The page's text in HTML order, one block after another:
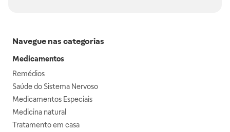
Navegue nas categorias
Medicamentos
Remédios
Saúde do Sistema Nervoso
Medicamentos Especiais
Medicina natural
Tratamento em casa